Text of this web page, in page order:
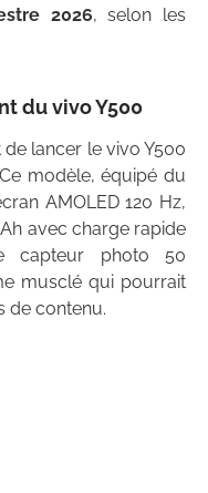
2026, selon les
du vivo Y500
lancer le vivo Y500
modèle, équipé du
AMOLED 120 Hz,
avec charge rapide
capteur photo 50
musclé qui pourrait
de contenu.